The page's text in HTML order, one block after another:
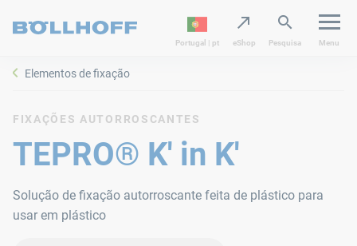
Portugal | pt eShop Pesquisa Menu
Elementos de fixação
FIXAÇÕES AUTORROSCANTES
TEPRO® K' in K'
Solução de fixação autorroscante feita de plástico para
usar em plástico